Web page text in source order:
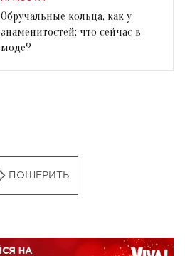
Обручальные кольца, как у
знаменитостей: что сейчас в
моде?
ПОШЕРИТЬ